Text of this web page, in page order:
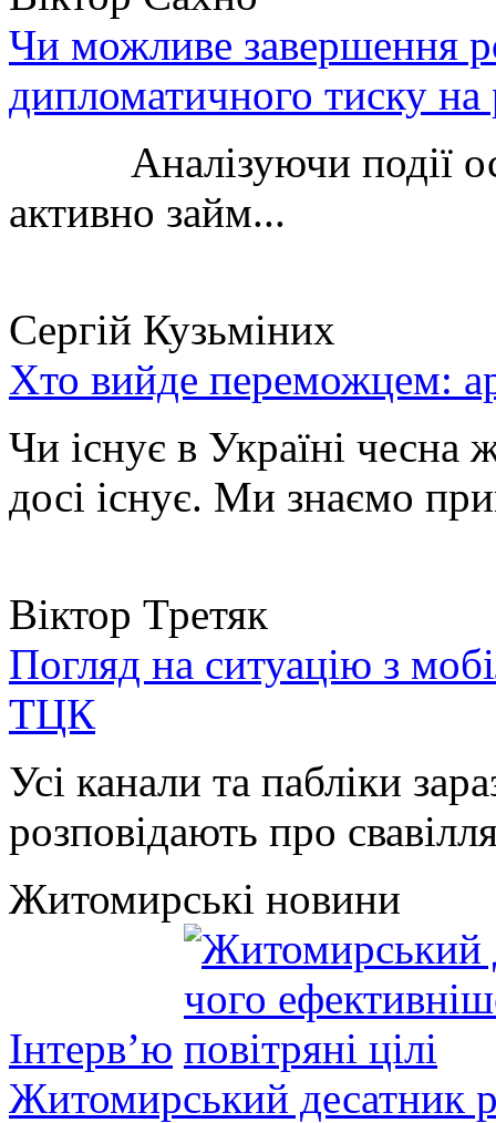
Чи можливе завершення
дипломатичного тиску
Аналізуючи події
активно займ...
Сергій Кузьміних
Хто вийде переможцем:
Чи існує в Україні чесна
досі існує. Ми знаємо
Віктор Третяк
Погляд на ситуацію з
ТЦК
Усі канали та пабліки
розповідають про
Житомирські новини
Інтерв’ю
Житомирський десатник